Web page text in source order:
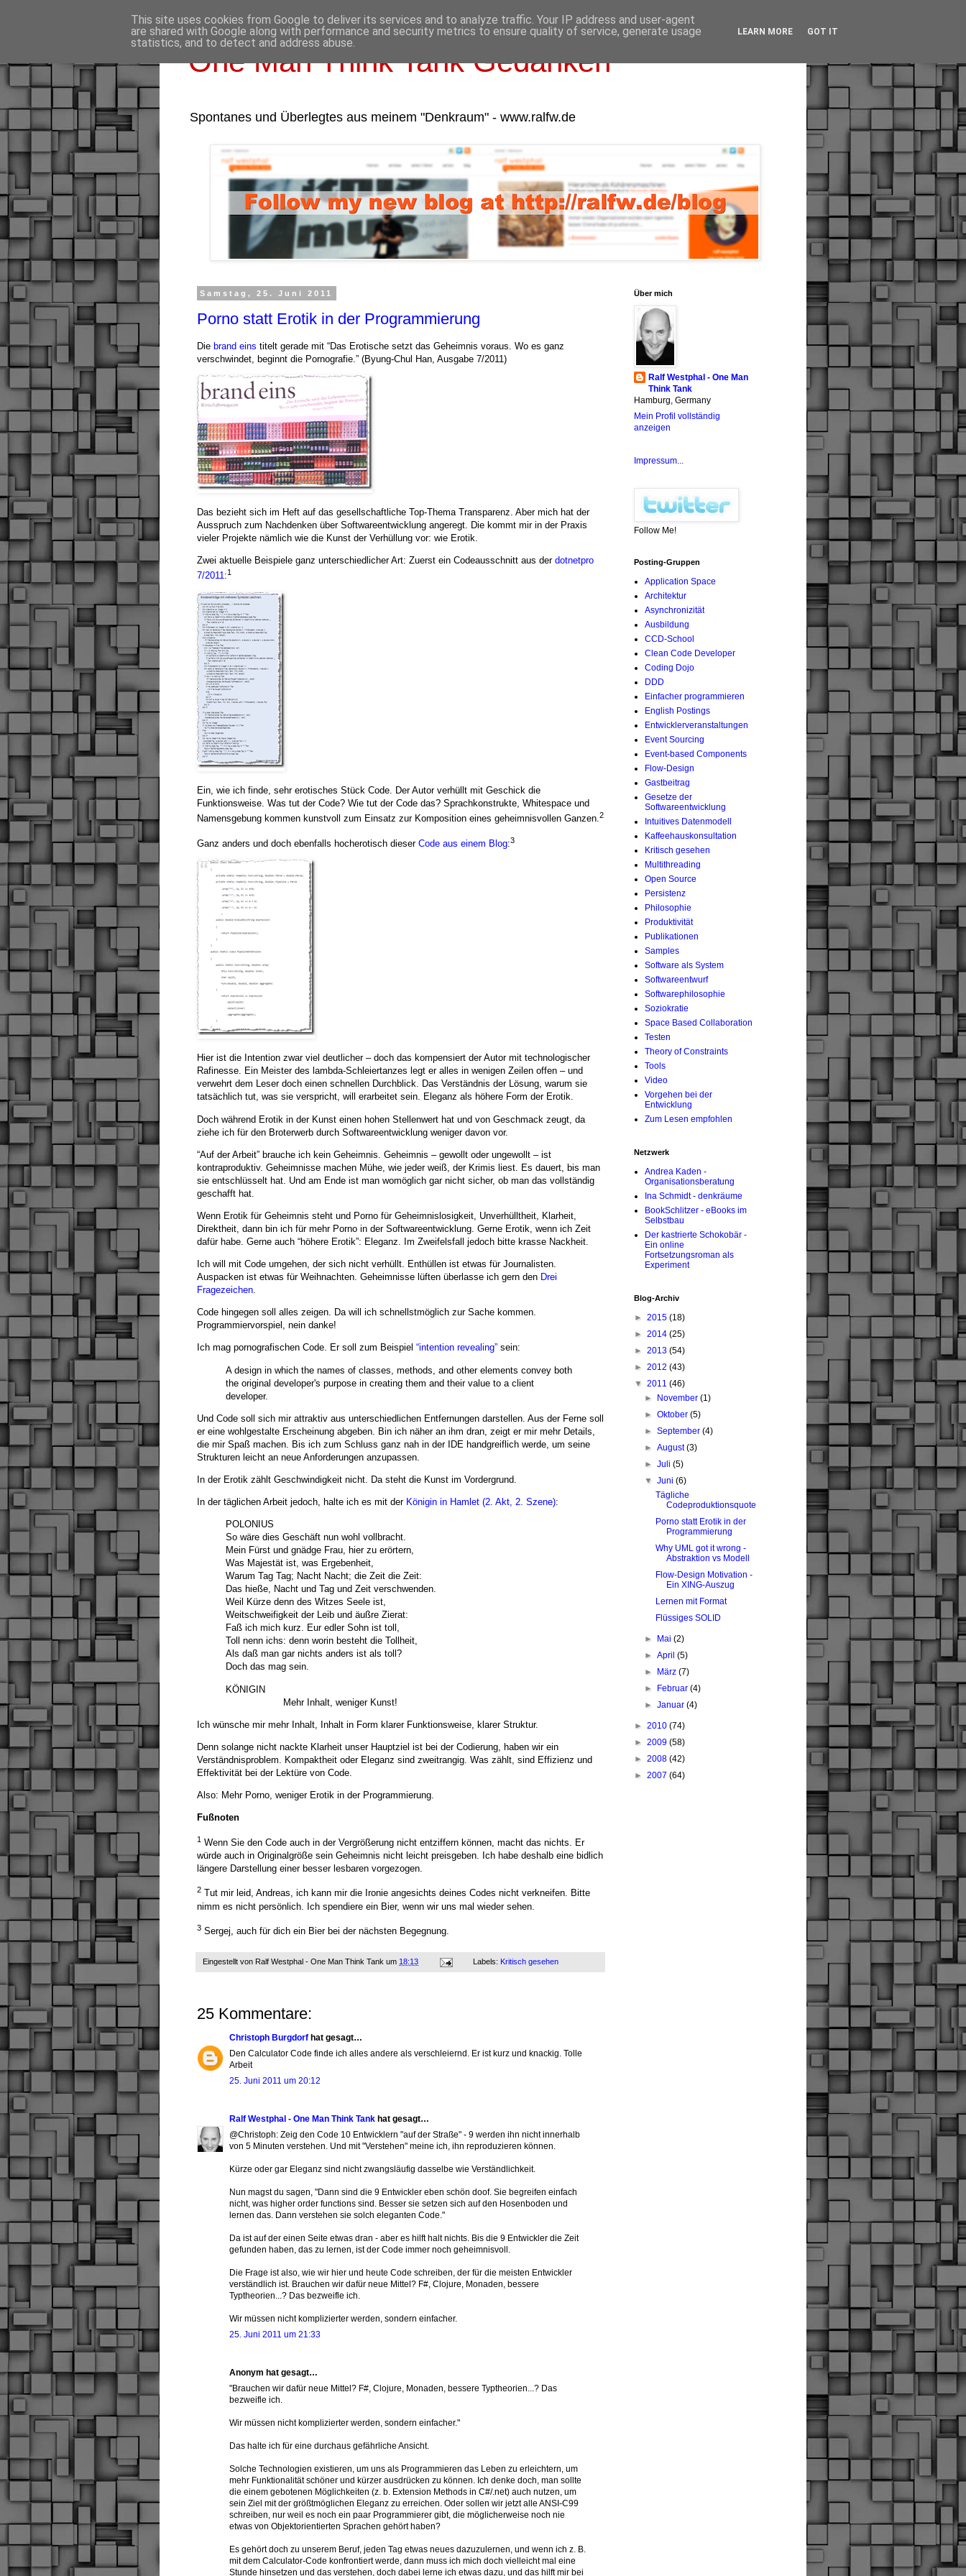
One Man Think Tank Gedanken
Spontanes und Überlegtes aus meinem "Denkraum" - www.ralfw.de
Samstag, 25. Juni 2011
Porno statt Erotik in der Programmierung
Die brand eins titelt gerade mit “Das Erotische setzt das Geheimnis voraus. Wo es ganz
verschwindet, beginnt die Pornografie.” (Byung-Chul Han, Ausgabe 7/2011)
Das bezieht sich im Heft auf das gesellschaftliche Top-Thema Transparenz. Aber mich hat der
Ausspruch zum Nachdenken über Softwareentwicklung angeregt. Die kommt mir in der Praxis
vieler Projekte nämlich wie die Kunst der Verhüllung vor: wie Erotik.
Zwei aktuelle Beispiele ganz unterschiedlicher Art: Zuerst ein Codeausschnitt aus der dotnetpro
7/2011:1
Ein, wie ich finde, sehr erotisches Stück Code. Der Autor verhüllt mit Geschick die
Funktionsweise. Was tut der Code? Wie tut der Code das? Sprachkonstrukte, Whitespace und
Namensgebung kommen kunstvoll zum Einsatz zur Komposition eines geheimnisvollen Ganzen.2
Ganz anders und doch ebenfalls hocherotisch dieser Code aus einem Blog:3
Hier ist die Intention zwar viel deutlicher – doch das kompensiert der Autor mit technologischer
Rafinesse. Ein Meister des lambda-Schleiertanzes legt er alles in wenigen Zeilen offen – und
verwehrt dem Leser doch einen schnellen Durchblick. Das Verständnis der Lösung, warum sie
tatsächlich tut, was sie verspricht, will erarbeitet sein. Eleganz als höhere Form der Erotik.
Doch während Erotik in der Kunst einen hohen Stellenwert hat und von Geschmack zeugt, da
ziehe ich für den Broterwerb durch Softwareentwicklung weniger davon vor.
“Auf der Arbeit” brauche ich kein Geheimnis. Geheimnis – gewollt oder ungewollt – ist
kontraproduktiv. Geheimnisse machen Mühe, wie jeder weiß, der Krimis liest. Es dauert, bis man
sie entschlüsselt hat. Und am Ende ist man womöglich gar nicht sicher, ob man das vollständig
geschafft hat.
Wenn Erotik für Geheimnis steht und Porno für Geheimnislosigkeit, Unverhülltheit, Klarheit,
Direktheit, dann bin ich für mehr Porno in der Softwareentwicklung. Gerne Erotik, wenn ich Zeit
dafür habe. Gerne auch “höhere Erotik”: Eleganz. Im Zweifelsfall jedoch bitte krasse Nackheit.
Ich will mit Code umgehen, der sich nicht verhüllt. Enthüllen ist etwas für Journalisten.
Auspacken ist etwas für Weihnachten. Geheimnisse lüften überlasse ich gern den Drei
Fragezeichen.
Code hingegen soll alles zeigen. Da will ich schnellstmöglich zur Sache kommen.
Programmiervorspiel, nein danke!
Ich mag pornografischen Code. Er soll zum Beispiel “intention revealing” sein:
A design in which the names of classes, methods, and other elements convey both
the original developer's purpose in creating them and their value to a client
developer.
Und Code soll sich mir attraktiv aus unterschiedlichen Entfernungen darstellen. Aus der Ferne soll
er eine wohlgestalte Erscheinung abgeben. Bin ich näher an ihm dran, zeigt er mir mehr Details,
die mir Spaß machen. Bis ich zum Schluss ganz nah in der IDE handgreiflich werde, um seine
Strukturen leicht an neue Anforderungen anzupassen.
In der Erotik zählt Geschwindigkeit nicht. Da steht die Kunst im Vordergrund.
In der täglichen Arbeit jedoch, halte ich es mit der Königin in Hamlet (2. Akt, 2. Szene):
POLONIUS
So wäre dies Geschäft nun wohl vollbracht.
Mein Fürst und gnädge Frau, hier zu erörtern,
Was Majestät ist, was Ergebenheit,
Warum Tag Tag; Nacht Nacht; die Zeit die Zeit:
Das hieße, Nacht und Tag und Zeit verschwenden.
Weil Kürze denn des Witzes Seele ist,
Weitschweifigkeit der Leib und äußre Zierat:
Faß ich mich kurz. Eur edler Sohn ist toll,
Toll nenn ichs: denn worin besteht die Tollheit,
Als daß man gar nichts anders ist als toll?
Doch das mag sein.
KÖNIGIN
Mehr Inhalt, weniger Kunst!
Ich wünsche mir mehr Inhalt, Inhalt in Form klarer Funktionsweise, klarer Struktur.
Denn solange nicht nackte Klarheit unser Hauptziel ist bei der Codierung, haben wir ein
Verständnisproblem. Kompaktheit oder Eleganz sind zweitrangig. Was zählt, sind Effizienz und
Effektivität bei der Lektüre von Code.
Also: Mehr Porno, weniger Erotik in der Programmierung.
Fußnoten
1 Wenn Sie den Code auch in der Vergrößerung nicht entziffern können, macht das nichts. Er
würde auch in Originalgröße sein Geheimnis nicht leicht preisgeben. Ich habe deshalb eine bidlich
längere Darstellung einer besser lesbaren vorgezogen.
2 Tut mir leid, Andreas, ich kann mir die Ironie angesichts deines Codes nicht verkneifen. Bitte
nimm es nicht persönlich. Ich spendiere ein Bier, wenn wir uns mal wieder sehen.
3 Sergej, auch für dich ein Bier bei der nächsten Begegnung.
Eingestellt von Ralf Westphal - One Man Think Tank um 18:13 Labels: Kritisch gesehen
25 Kommentare:
Christoph Burgdorf hat gesagt…
Den Calculator Code finde ich alles andere als verschleiernd. Er ist kurz und knackig. Tolle
Arbeit
25. Juni 2011 um 20:12
Ralf Westphal - One Man Think Tank hat gesagt…
@Christoph: Zeig den Code 10 Entwicklern "auf der Straße" - 9 werden ihn nicht innerhalb
von 5 Minuten verstehen. Und mit "Verstehen" meine ich, ihn reproduzieren können.
Kürze oder gar Eleganz sind nicht zwangsläufig dasselbe wie Verständlichkeit.
Nun magst du sagen, "Dann sind die 9 Entwickler eben schön doof. Sie begreifen einfach
nicht, was higher order functions sind. Besser sie setzen sich auf den Hosenboden und
lernen das. Dann verstehen sie solch eleganten Code."
Da ist auf der einen Seite etwas dran - aber es hilft halt nichts. Bis die 9 Entwickler die Zeit
gefunden haben, das zu lernen, ist der Code immer noch geheimnisvoll.
Die Frage ist also, wie wir hier und heute Code schreiben, der für die meisten Entwickler
verständlich ist. Brauchen wir dafür neue Mittel? F#, Clojure, Monaden, bessere
Typtheorien...? Das bezweifle ich.
Wir müssen nicht komplizierter werden, sondern einfacher.
25. Juni 2011 um 21:33
Anonym hat gesagt…
"Brauchen wir dafür neue Mittel? F#, Clojure, Monaden, bessere Typtheorien...? Das
bezweifle ich.
Wir müssen nicht komplizierter werden, sondern einfacher."
Das halte ich für eine durchaus gefährliche Ansicht.
Solche Technologien existieren, um uns als Programmieren das Leben zu erleichtern, um
mehr Funktionalität schöner und kürzer ausdrücken zu können. Ich denke doch, man sollte
die einem gebotenen Möglichkeiten (z. b. Extension Methods in C#/.net) auch nutzen, um
sein Ziel mit der größtmöglichen Eleganz zu erreichen. Oder sollen wir jetzt alle ANSI-C99
schreiben, nur weil es noch ein paar Programmierer gibt, die möglicherweise noch nie
etwas von Objektorientierten Sprachen gehört haben?
Es gehört doch zu unserem Beruf, jeden Tag etwas neues dazuzulernen, und wenn ich z. B.
mit dem Calculator-Code konfrontiert werde, dann muss ich mich doch vielleicht mal eine
Stunde hinsetzen und das verstehen, doch dabei lerne ich etwas dazu, und das hilft mir bei
Über mich
Ralf Westphal - One Man
Think Tank
Hamburg, Germany
Mein Profil vollständig
anzeigen
Impressum...
Follow Me!
Posting-Gruppen
Application Space
Architektur
Asynchronizität
Ausbildung
CCD-School
Clean Code Developer
Coding Dojo
DDD
Einfacher programmieren
English Postings
Entwicklerveranstaltungen
Event Sourcing
Event-based Components
Flow-Design
Gastbeitrag
Gesetze der
Softwareentwicklung
Intuitives Datenmodell
Kaffeehauskonsultation
Kritisch gesehen
Multithreading
Open Source
Persistenz
Philosophie
Produktivität
Publikationen
Samples
Software als System
Softwareentwurf
Softwarephilosophie
Soziokratie
Space Based Collaboration
Testen
Theory of Constraints
Tools
Video
Vorgehen bei der
Entwicklung
Zum Lesen empfohlen
Netzwerk
Andrea Kaden -
Organisationsberatung
Ina Schmidt - denkräume
BookSchlitzer - eBooks im
Selbstbau
Der kastrierte Schokobär -
Ein online
Fortsetzungsroman als
Experiment
Blog-Archiv
► 2015 (18)
► 2014 (25)
► 2013 (54)
► 2012 (43)
▼ 2011 (46)
►
November(1)
►Oktober(5)
►September(4)
►August(3)
►Juli(5)
▼Juni(6)
Tägliche
Codeproduktionsquote
Porno statt Erotik in der
Programmierung
Why UML got it wrong -
Abstraktion vs Modell
Flow-Design Motivation -
Ein XING-Auszug
Lernen mit Format
Flüssiges SOLID
► Mai(2)
►April(5)
►
März(7)
►
Februar(4)
►Januar(4)
► 2010 (74)
► 2009 (58)
► 2008 (42)
► 2007 (64)
This site uses cookies from Google to deliver its services and to analyze traffic. Your IP address and user-agent
are shared with Google along with performance and security metrics to ensure quality of service, generate usage
statistics, and to detect and address abuse.
LEARN MORE GOT IT